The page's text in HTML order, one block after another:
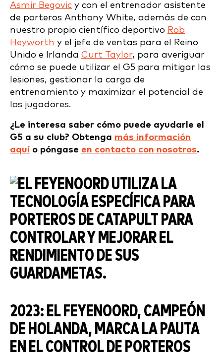
Asmir Begovic y con el entrenador asistente
de porteros Anthony White, además de con
nuestro propio científico deportivo Rob
Heyworth y el jefe de ventas para el Reino
Unido e Irlanda Curt Taylor, para averiguar
cómo se puede utilizar el G5 para mitigar las
lesiones, gestionar la carga de
entrenamiento y maximizar el potencial de
los jugadores.
¿Le interesa saber cómo puede ayudarle el
G5 a su club? Obtenga más información
aquí o póngase en contacto con nosotros.
2023: EL FEYENOORD, CAMPEÓN
DE HOLANDA, MARCA LA PAUTA
EN EL CONTROL DE PORTEROS